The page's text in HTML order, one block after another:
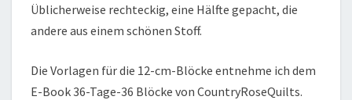
Üblicherweise rechteckig, eine Hälfte gepacht, die
andere aus einem schönen Stoff.
Die Vorlagen für die 12-cm-Blöcke entnehme ich dem
E-Book 36-Tage-36 Blöcke von CountryRoseQuilts.